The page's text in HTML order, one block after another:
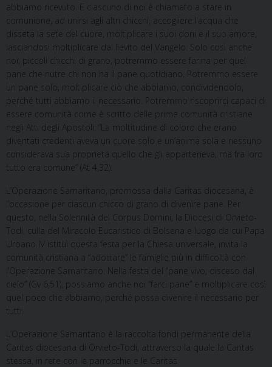
abbiamo ricevuto. E ciascuno di noi è chiamato a stare in
comunione, ad unirsi agli altri chicchi, accogliere l’acqua che
disseta la sete del cuore, moltiplicare i suoi doni e il suo amore,
lasciandosi moltiplicare dal lievito del Vangelo. Solo così anche
noi, piccoli chicchi di grano, potremmo essere farina per quel
pane che nutre chi non ha il pane quotidiano. Potremmo essere
un pane solo, moltiplicare ciò che abbiamo, condividendolo,
perché tutti abbiamo il necessario. Potremmo riscoprirci capaci di
essere comunità come è scritto delle prime comunità cristiane
negli Atti degli Apostoli: “La moltitudine di coloro che erano
diventati credenti aveva un cuore solo e un’anima sola e nessuno
considerava sua proprietà quello che gli apparteneva, ma fra loro
tutto era comune” (At 4,32).
L’Operazione Samaritano, promossa dalla Caritas diocesana, è
l’occasione per ciascun chicco di grano di divenire pane. Per
questo, nella Solennità del Corpus Domini, la Diocesi di Orvieto-
Todi, culla del Miracolo Eucaristico di Bolsena e luogo da cui Papa
Urbano IV istituì questa festa per la Chiesa universale, invita la
comunità cristiana a “adottare” le famiglie più in difficoltà con
l’Operazione Samaritano. Nella festa del “pane vivo, disceso dal
cielo” (Gv 6,51), possiamo anche noi “farci pane” e moltiplicare così
quel poco che abbiamo, perché possa divenire il necessario per
tutti.
L’Operazione Samaritano è la raccolta fondi permanente della
Caritas diocesana di Orvieto-Todi, attraverso la quale la Caritas
stessa, in rete con le parrocchie e le Caritas